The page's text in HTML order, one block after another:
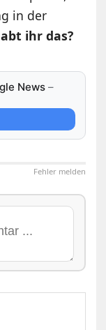
in der
ihr das?
News –
Fehler melden